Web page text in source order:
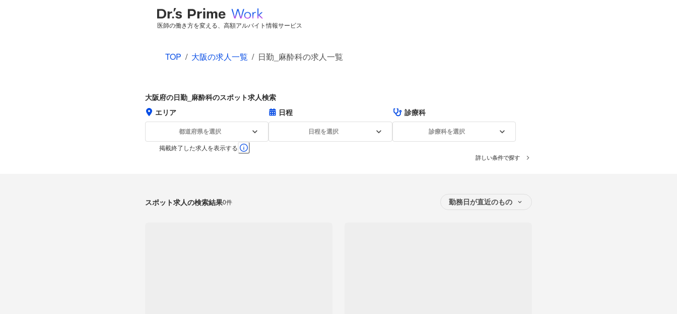
医師の働き方を変える、高額アルバイト情報サービス
TOP / 大阪の求人一覧 / 日勤_麻酔科の求人一覧
大阪府の日勤_麻酔科のスポット求人検索
エリア
都道府県を選択
日程
日程を選択
診療科
診療科を選択
掲載終了した求人を表示する
詳しい条件で探す
スポット求人の検索結果0件 勤務日が直近のもの